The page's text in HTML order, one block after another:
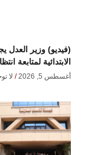
(فيديو) وزير العدل
الابتدائية لمتابعة
أغسطس 5, 2026 لا